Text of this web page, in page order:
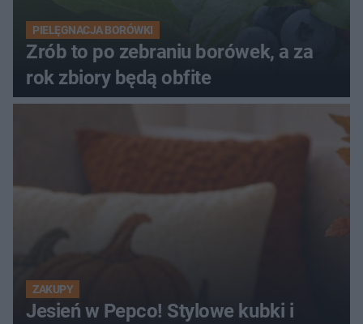
PIELĘGNACJA BORÓWKI
Zrób to po zebraniu borówek, a za
rok zbiory będą obfite
ZAKUPY
Jesień w Pepco! Stylowe kubki i